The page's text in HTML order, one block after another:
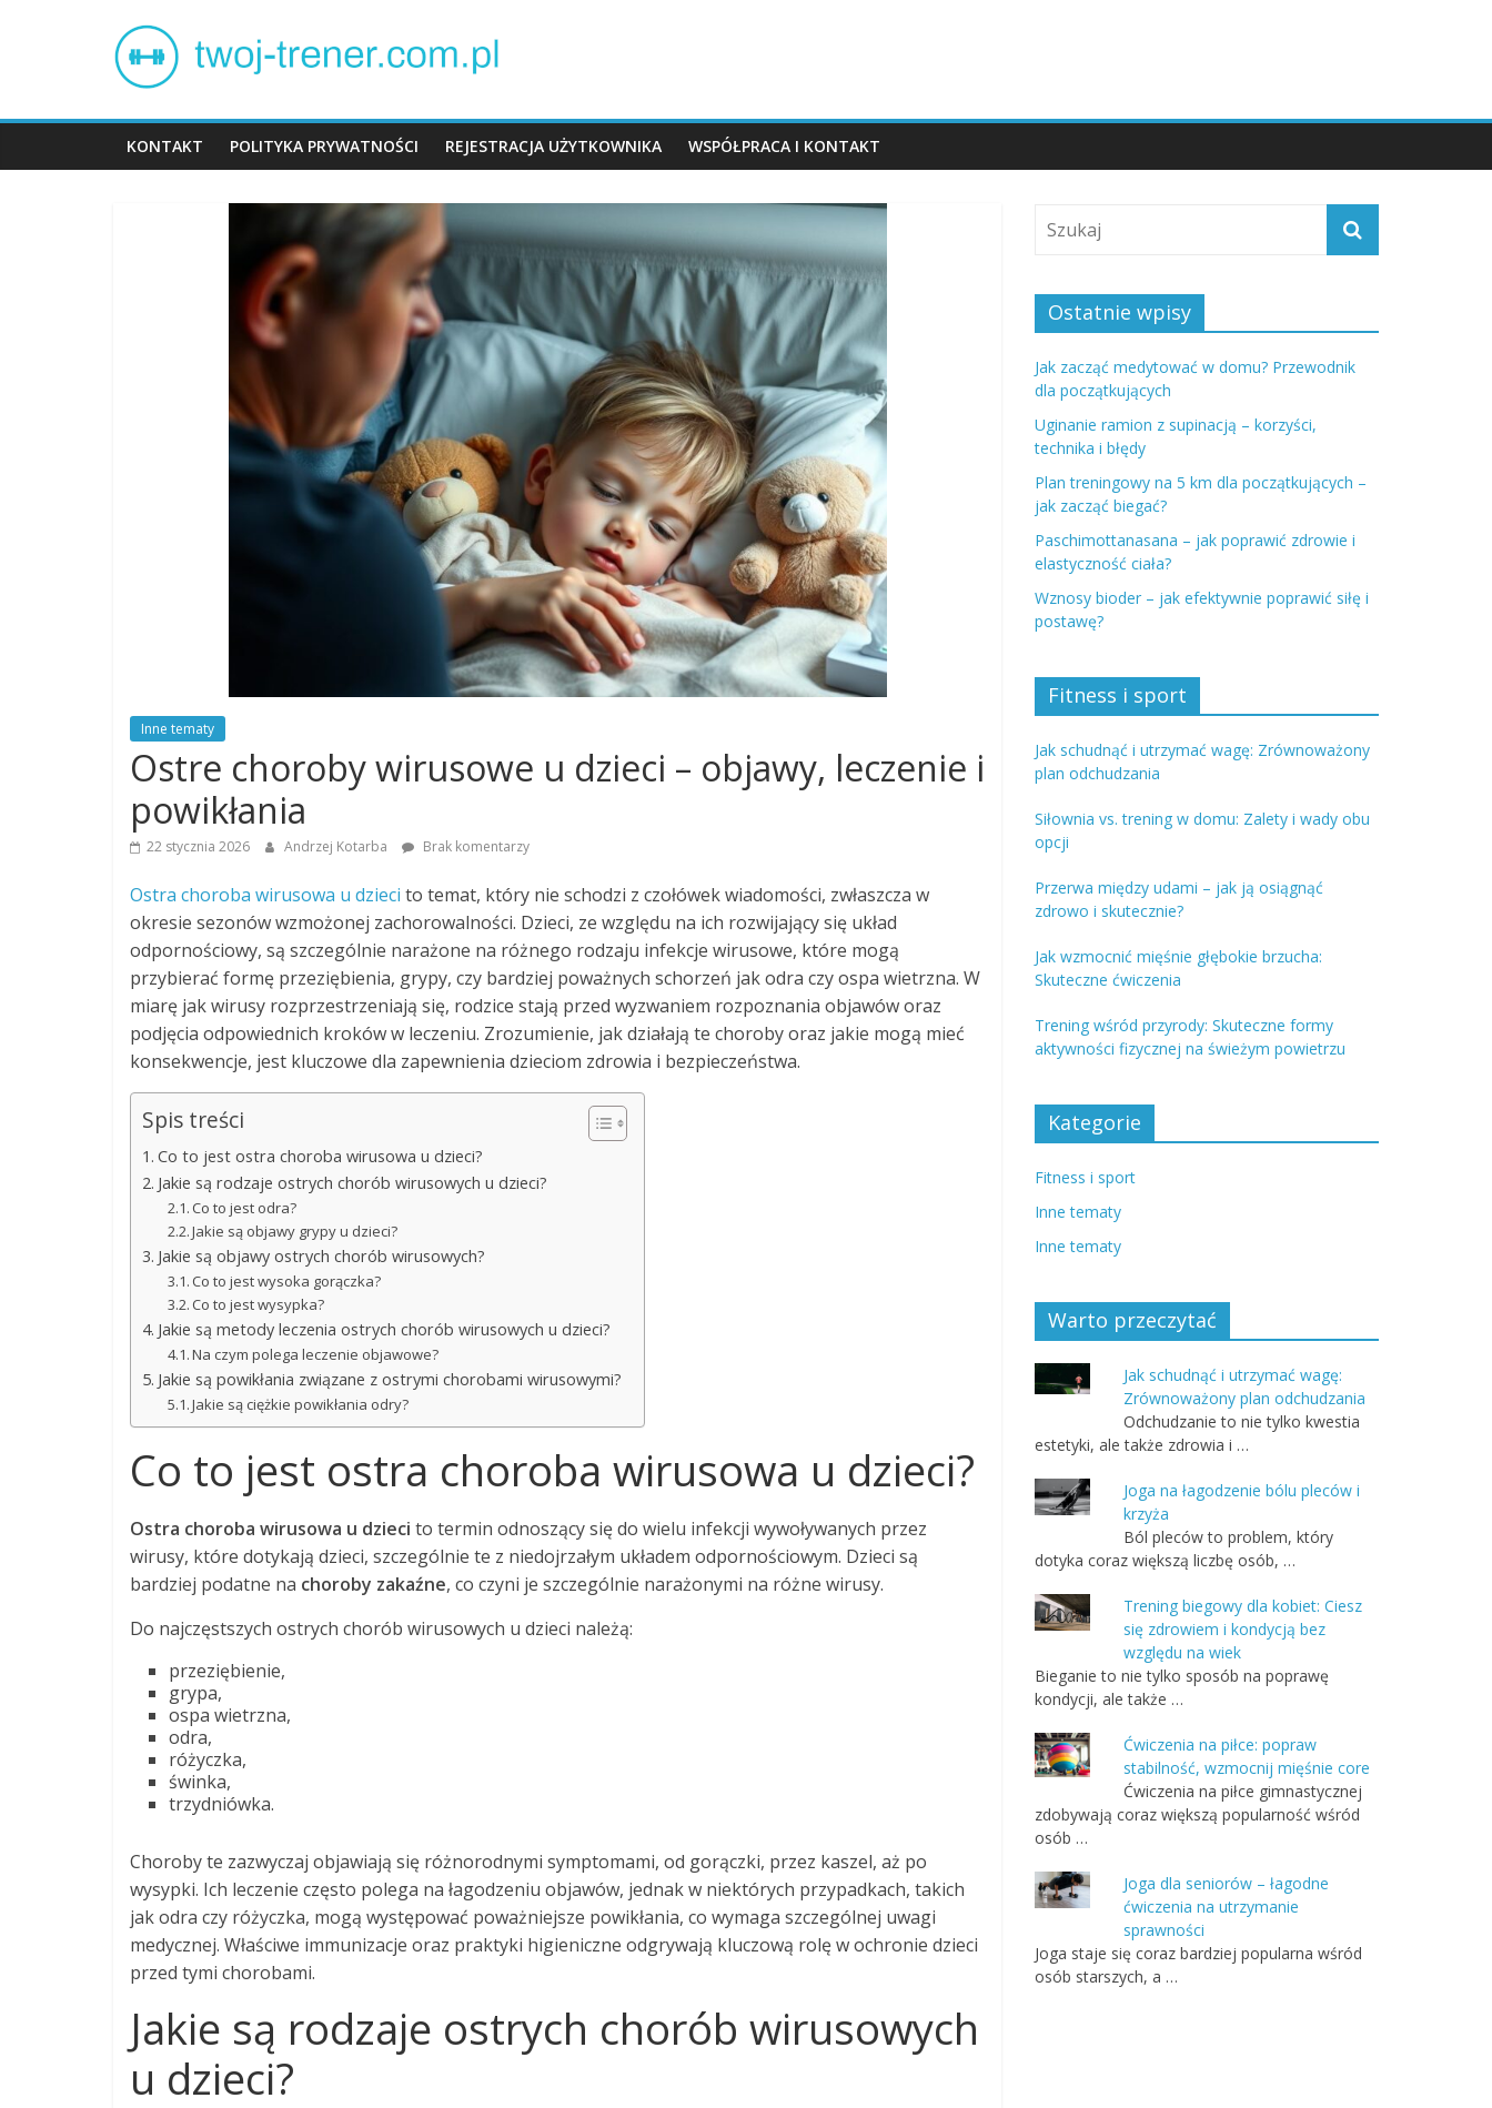
Twój
trener
KONTAKT POLITYKA PRYWATNOŚCI REJESTRACJA UŻYTKOWNIKA WSPÓŁPRACA I KONTAKT
Inne tematy
Ostre choroby wirusowe u dzieci – objawy, leczenie i
powikłania
22 stycznia 2026 Andrzej Kotarba Brak komentarzy
Ostra choroba wirusowa u dzieci to temat, który nie schodzi z czołówek wiadomości, zwłaszcza w
okresie sezonów wzmożonej zachorowalności. Dzieci, ze względu na ich rozwijający się układ
odpornościowy, są szczególnie narażone na różnego rodzaju infekcje wirusowe, które mogą
przybierać formę przeziębienia, grypy, czy bardziej poważnych schorzeń jak odra czy ospa wietrzna. W
miarę jak wirusy rozprzestrzeniają się, rodzice stają przed wyzwaniem rozpoznania objawów oraz
podjęcia odpowiednich kroków w leczeniu. Zrozumienie, jak działają te choroby oraz jakie mogą mieć
konsekwencje, jest kluczowe dla zapewnienia dzieciom zdrowia i bezpieczeństwa.
Spis treści
Co to jest ostra choroba wirusowa u dzieci?
Jakie są rodzaje ostrych chorób wirusowych u dzieci?
Co to jest odra?
Jakie są objawy grypy u dzieci?
Jakie są objawy ostrych chorób wirusowych?
Co to jest wysoka gorączka?
Co to jest wysypka?
Jakie są metody leczenia ostrych chorób wirusowych u dzieci?
Na czym polega leczenie objawowe?
Jakie są powikłania związane z ostrymi chorobami wirusowymi?
Jakie są ciężkie powikłania odry?
Co to jest ostra choroba wirusowa u dzieci?
Ostra choroba wirusowa u dzieci to termin odnoszący się do wielu infekcji wywoływanych przez
wirusy, które dotykają dzieci, szczególnie te z niedojrzałym układem odpornościowym. Dzieci są
bardziej podatne na choroby zakaźne, co czyni je szczególnie narażonymi na różne wirusy.
Do najczęstszych ostrych chorób wirusowych u dzieci należą:
przeziębienie,
grypa,
ospa wietrzna,
odra,
różyczka,
świnka,
trzydniówka.
Choroby te zazwyczaj objawiają się różnorodnymi symptomami, od gorączki, przez kaszel, aż po
wysypki. Ich leczenie często polega na łagodzeniu objawów, jednak w niektórych przypadkach, takich
jak odra czy różyczka, mogą występować poważniejsze powikłania, co wymaga szczególnej uwagi
medycznej. Właściwe immunizacje oraz praktyki higieniczne odgrywają kluczową rolę w ochronie dzieci
przed tymi chorobami.
Jakie są rodzaje ostrych chorób wirusowych
u dzieci?
Ostatnie wpisy
Jak zacząć medytować w domu? Przewodnik
dla początkujących
Uginanie ramion z supinacją – korzyści,
technika i błędy
Plan treningowy na 5 km dla początkujących –
jak zacząć biegać?
Paschimottanasana – jak poprawić zdrowie i
elastyczność ciała?
Wznosy bioder – jak efektywnie poprawić siłę i
postawę?
Fitness i sport
Jak schudnąć i utrzymać wagę: Zrównoważony
plan odchudzania
Siłownia vs. trening w domu: Zalety i wady obu
opcji
Przerwa między udami – jak ją osiągnąć
zdrowo i skutecznie?
Jak wzmocnić mięśnie głębokie brzucha:
Skuteczne ćwiczenia
Trening wśród przyrody: Skuteczne formy
aktywności fizycznej na świeżym powietrzu
Kategorie
Fitness i sport
Inne tematy
Inne tematy
Warto przeczytać
Jak schudnąć i utrzymać wagę:
Zrównoważony plan odchudzania
Odchudzanie to nie tylko kwestia
estetyki, ale także zdrowia i …
Joga na łagodzenie bólu pleców i
krzyża
Ból pleców to problem, który
dotyka coraz większą liczbę osób, …
Trening biegowy dla kobiet: Ciesz
się zdrowiem i kondycją bez
względu na wiek
Bieganie to nie tylko sposób na poprawę
kondycji, ale także …
Ćwiczenia na piłce: popraw
stabilność, wzmocnij mięśnie core
Ćwiczenia na piłce gimnastycznej
zdobywają coraz większą popularność wśród
osób …
Joga dla seniorów – łagodne
ćwiczenia na utrzymanie
sprawności
Joga staje się coraz bardziej popularna wśród
osób starszych, a …